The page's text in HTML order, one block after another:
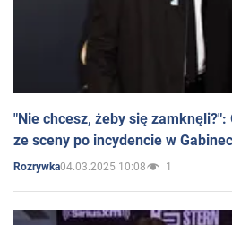
"Nie chcesz, żeby się
ze sceny po incydencie w
Rozrywka04.03.2025 10:08 1